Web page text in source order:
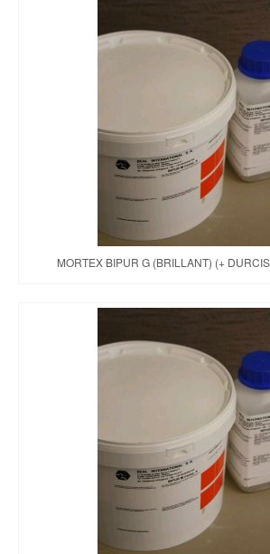
MORTEX BIPUR G (BRILLANT) (+